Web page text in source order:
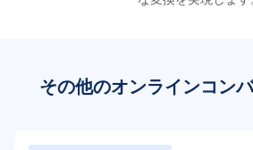
その他のオンラインコン